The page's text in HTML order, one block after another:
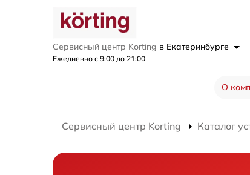
Сервисный центр Korting в Екатеринбурге
Ежедневно с 9:00 до 21:00
О
Сервисный центр Korting Каталог